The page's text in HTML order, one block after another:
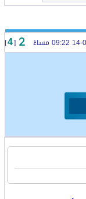
[
4
]